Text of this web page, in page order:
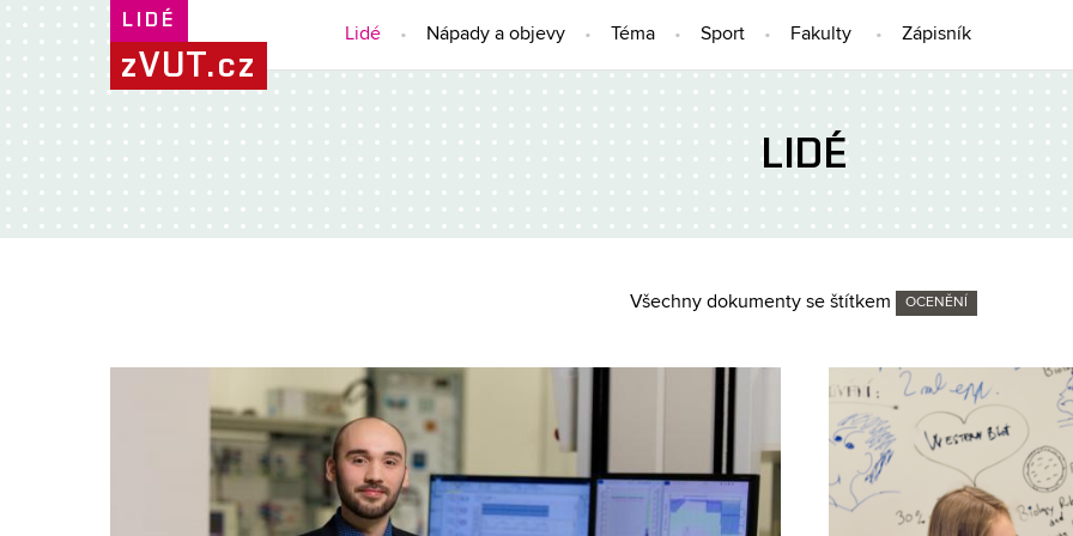
LIDÉ
zVUT.cz
Lidé Nápady a objevy Téma Sport Fakulty Zápisník
LIDÉ
Všechny dokumenty se štítkem OCENĚNÍ